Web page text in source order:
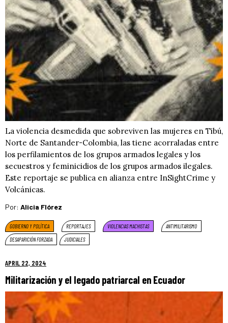
La violencia desmedida que sobreviven las mujeres en Tibú,
Norte de Santander-Colombia, las tiene acorraladas entre
los perfilamientos de los grupos armados legales y los
secuestros y feminicidios de los grupos armados ilegales.
Este reportaje se publica en alianza entre InSightCrime y
Volcánicas.
Por: Alicia Flórez
GOBIERNO Y POLÍTICA REPORTAJES VIOLENCIAS MACHISTAS
ANTIMILITARISMO
DESAPARICIÓN FORZADA
JUDICIALES
APRIL 22, 2024
Militarización y el legado patriarcal en Ecuador